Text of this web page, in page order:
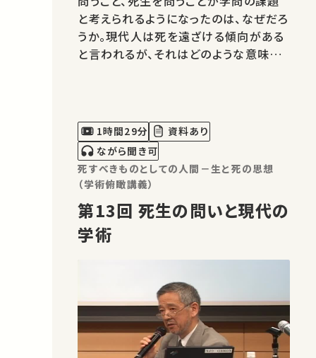
と考えられるようになったのは、なぜだろ
うか。現代人は死を遠ざける傾向がある
と言われるが、それはどのような意味に
1時間29分
資料あり
ながら聞き可
死すべきものとしての人間－生と死の思想
（学術俯瞰講義）
第13回 死生の問いと現代の
学術